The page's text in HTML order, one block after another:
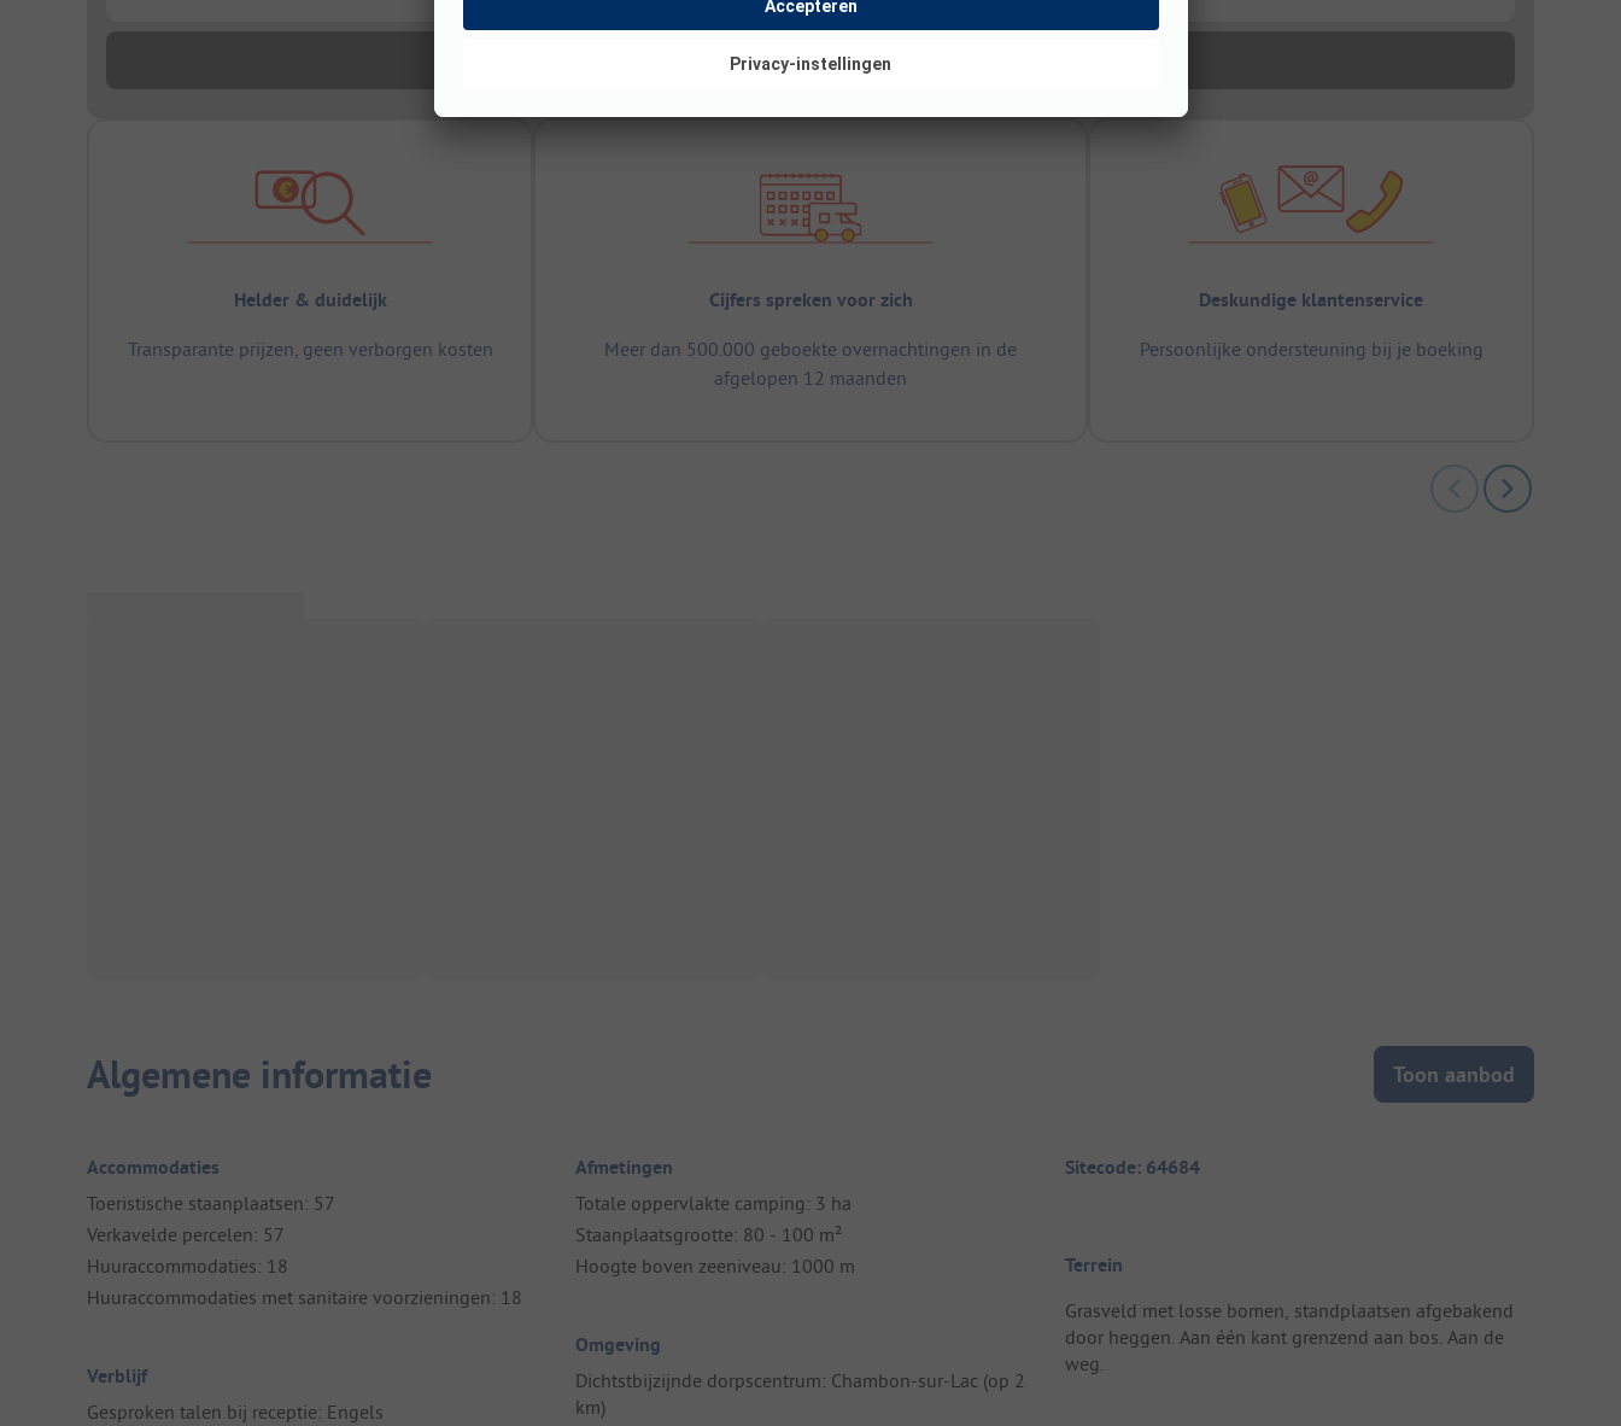
Helder & duidelijk
Transparante prijzen, geen verborgen kosten
Cijfers spreken voor zich
Meer dan 500.000 geboekte overnachtingen in de
afgelopen 12 maanden
Deskundige klantenservice
Persoonlijke ondersteuning bij je boeking
Algemene informatie Toon aanbod
Accommodaties
Toeristische staanplaatsen: 57
Verkavelde percelen: 57
Huuraccommodaties: 18
Huuraccommodaties met sanitaire voorzieningen: 18
Verblijf
Gesproken talen bij receptie: Engels
Afmetingen
Totale oppervlakte camping: 3 ha
Staanplaatsgrootte: 80 - 100 m²
Hoogte boven zeeniveau: 1000 m
Omgeving
Dichtstbijzijnde dorpscentrum: Chambon-sur-Lac (op 2
km)
Sitecode: 64684
Terrein
Grasveld met losse bomen, standplaatsen afgebakend
door heggen. Aan één kant grenzend aan bos. Aan de
weg.